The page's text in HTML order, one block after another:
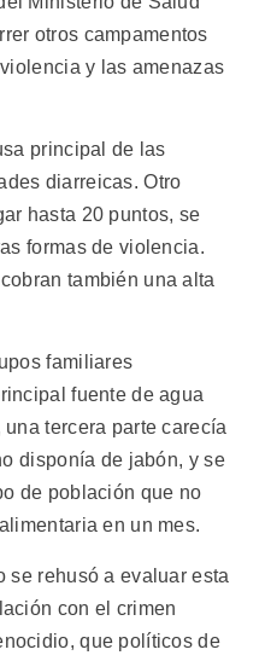
otros campamentos
y las amenazas
principal de las
diarreicas. Otro
hasta 20 puntos, se
formas de violencia.
también una alta
familiares
fuente de agua
tercera parte carecía
disponía de jabón, y se
de población que no
en un mes.
se rehusó a evaluar esta
con el crimen
que políticos de